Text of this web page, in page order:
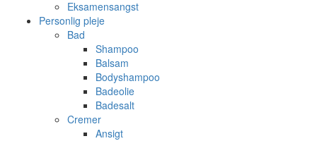
Eksamensangst
Personlig pleje
Bad
Shampoo
Balsam
Bodyshampoo
Badeolie
Badesalt
Cremer
Ansigt